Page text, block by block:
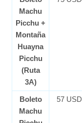
Machu
Picchu +
Montaña
Huayna
Picchu
(Ruta
3A)
Boleto
Machu
57 USD